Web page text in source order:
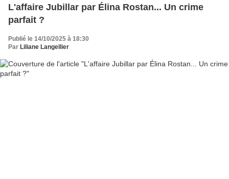
L'affaire Jubillar par Élina Rostan... Un crime
parfait ?
Publié le 14/10/2025 à 18:30
Par Liliane Langellier